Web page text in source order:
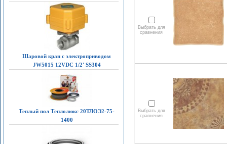
Шаровой кран с электроприводом
JW5015 12VDC 1/2' SS304
Теплый пол Теплолюкс 20ТЛОЭ2-75-
1400
Выбрать для
сравнения
Выбрать для
сравнения